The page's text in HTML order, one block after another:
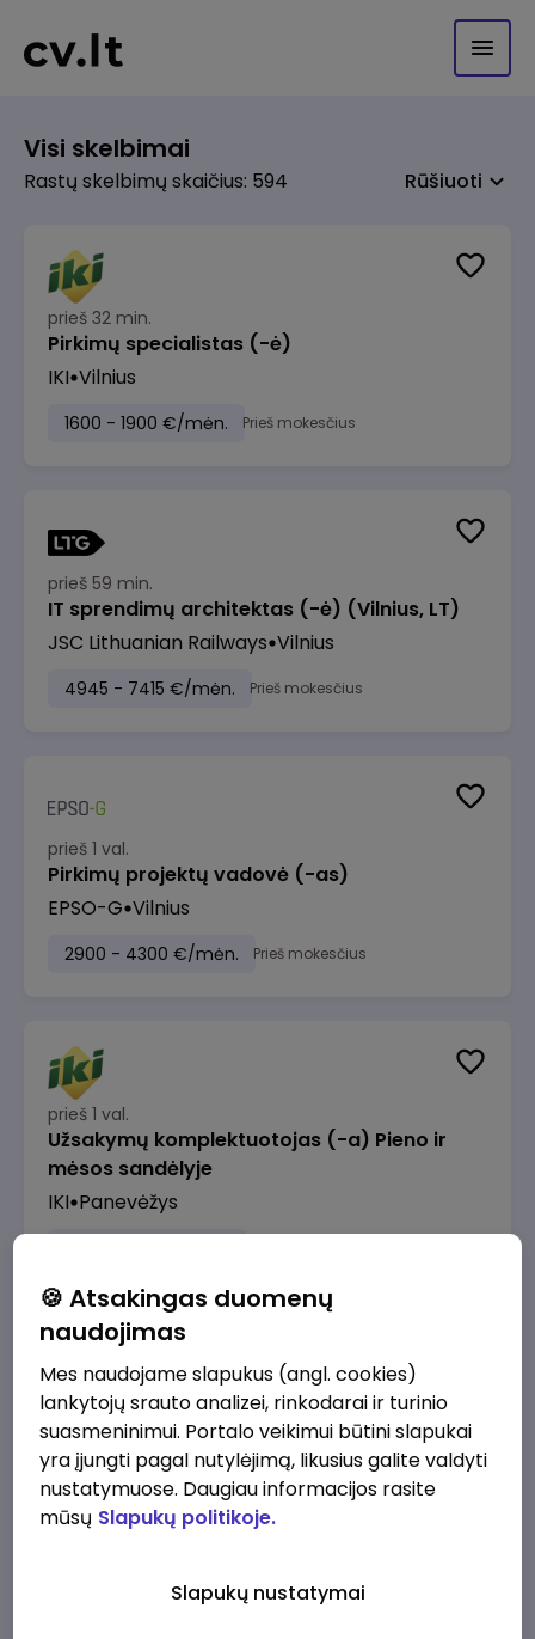
Visi skelbimai
Rastų skelbimų skaičius: 594 Rūšiuoti
prieš 32 min.
Pirkimų specialistas (-ė)
IKI Vilnius
1600 - 1900 €/mėn. Prieš mokesčius
prieš 59 min.
IT sprendimų architektas (-ė) (Vilnius, LT)
JSC Lithuanian Railways Vilnius
4945 - 7415 €/mėn. Prieš mokesčius
prieš 1 val.
Pirkimų projektų vadovė (-as)
EPSO-G Vilnius
2900 - 4300 €/mėn. Prieš mokesčius
prieš 1 val.
Užsakymų komplektuotojas (-a) Pieno ir
mėsos sandėlyje
IKI Panevėžys
prieš 3 val.
Vyriausiasis veiklos užtikrinimo ir atitikties
ekspertas (-ė) (Vilnius, LT)
JSC Lithuanian Railways Vilnius
🍪 Atsakingas duomenų
naudojimas
Mes naudojame slapukus (angl. cookies)
lankytojų srauto analizei, rinkodarai ir turinio
suasmeninimui. Portalo veikimui būtini slapukai
yra įjungti pagal nutylėjimą, likusius galite valdyti
nustatymuose. Daugiau informacijos rasite
mūsų Slapukų politikoje.
Slapukų nustatymai